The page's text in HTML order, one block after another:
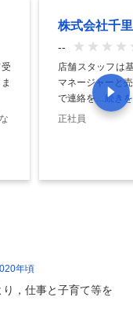
株式会社千
--
店舗スタッフは
マネージャーと
で連絡を …続き
正社員
年頃
，仕事と子育て等を